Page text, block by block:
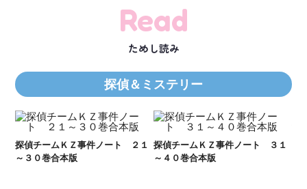
Read
ためし読み
探偵＆ミステリー
探偵チームＫＺ事件ノート ３１
～４０巻合本版
探偵チームＫＺ事件ノート １１
～２０巻合本版